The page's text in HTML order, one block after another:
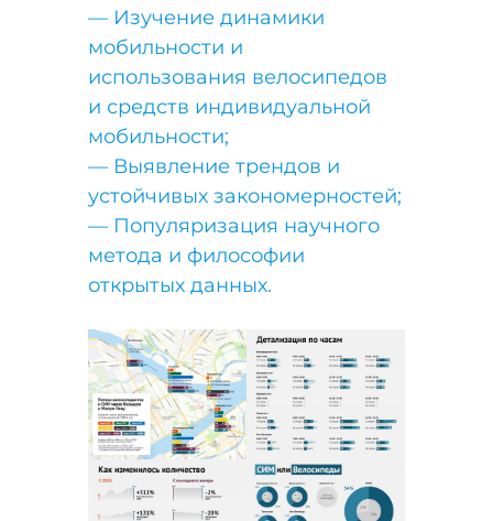
— Изучение динамики
мобильности и
использования велосипедов
и средств индивидуальной
мобильности;
— Выявление трендов и
устойчивых закономерностей;
— Популяризация научного
метода и философии
открытых данных.